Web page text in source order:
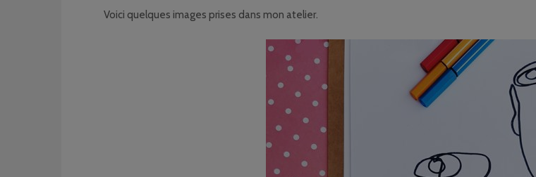
Voici quelques images prises dans mon atelier.